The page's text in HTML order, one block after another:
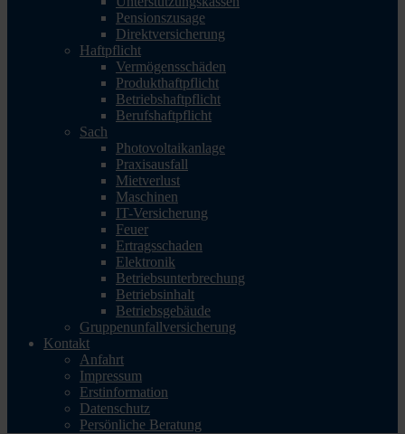
Pensionszusage
Direktversicherung
Haftpflicht
Vermögensschäden
Produkthaftpflicht
Betriebshaftpflicht
Berufshaftpflicht
Sach
Photovoltaikanlage
Praxisausfall
Mietverlust
Maschinen
IT-Versicherung
Feuer
Ertragsschaden
Elektronik
Betriebsunterbrechung
Betriebsinhalt
Betriebsgebäude
Gruppenunfallversicherung
Kontakt
Anfahrt
Impressum
Erstinformation
Datenschutz
Persönliche Beratung